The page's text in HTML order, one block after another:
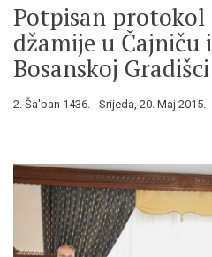
Potpisan protokol
džamije u Čajniču
Bosanskoj Gradišci
2. Ša'ban 1436. - Srijeda, 20. Maj 2015.